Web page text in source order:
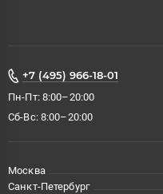
+7 (495) 966-18-01
Пн-Пт: 8:00–20:00
Сб-Вс: 8:00–20:00
Москва
Санкт-Петербург